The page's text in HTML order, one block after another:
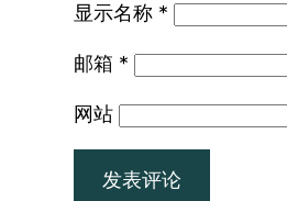
显示名称 *
邮箱 *
网站